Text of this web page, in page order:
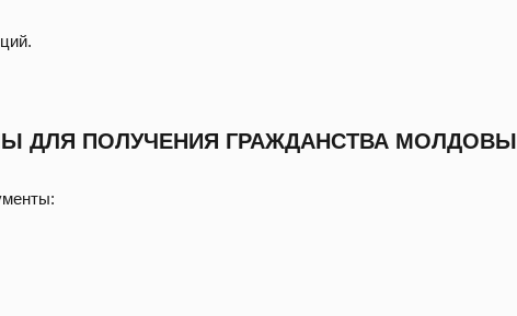
ДЛЯ ПОЛУЧЕНИЯ ГРАЖДАНСТВА МОЛДОВЫ